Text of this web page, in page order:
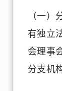
（一）
有独立
会理事
分支机